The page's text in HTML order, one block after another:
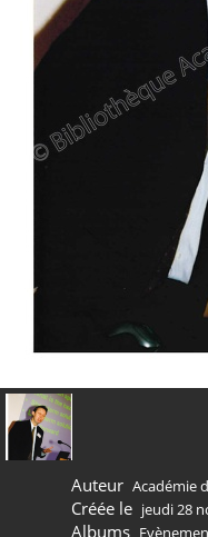
Auteur Académie
Créée le jeudi 28
Albums